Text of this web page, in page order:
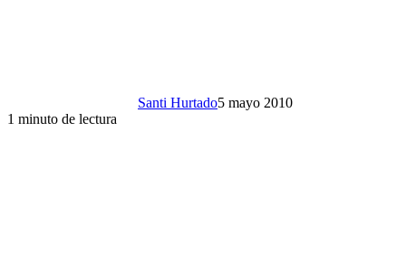
Santi Hurtado5 mayo 2010
1 minuto de lectura